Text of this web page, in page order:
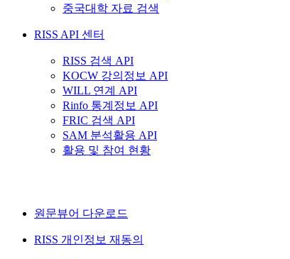
중국대학 자료 검색
RISS API 센터
RISS 검색 API
KOCW 강의정보 API
WILL 연계 API
Rinfo 통계정보 API
FRIC 검색 API
SAM 분석활용 API
활용 및 참여 현황
원문뷰어 다운로드
RISS 개인정보 재동의